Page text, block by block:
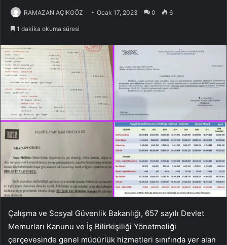
RAMAZAN AÇIKGÖZ Ocak 17, 2023 0 6
1 dakika okuma süresi
Çalışma ve Sosyal Güvenlik Bakanlığı, 657 sayılı Devlet
Memurları Kanunu ve İş Bilirkişiliği Yönetmeliği
çerçevesinde genel müdürlük hizmetleri sınıfında yer alan